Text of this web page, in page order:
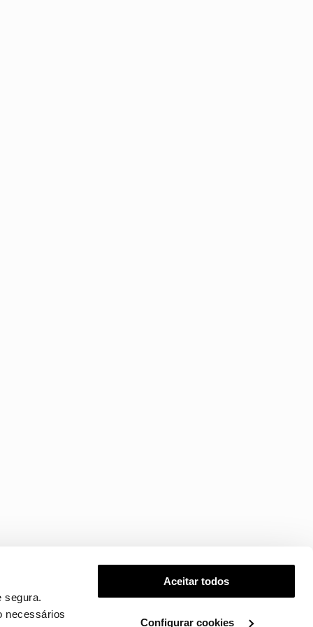
segura.
necessários
Aceitar todos
Configurar cookies